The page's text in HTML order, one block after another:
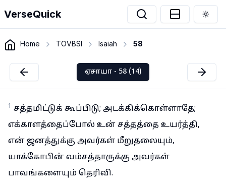
VerseQuick
Home TOVBSI Isaiah 58
ஏசாயா - 58 (14)
1 சத்தமிட்டுக் கூப்பிடு; அடக்கிக்கொள்ளாதே;
எக்காளத்தைப்போல் உன் சத்தத்தை உயர்த்தி,
என் ஜனத்துக்கு அவர்கள் மீறுதலையும்,
யாக்கோபின் வம்சத்தாருக்கு அவர்கள்
பாவங்களையும் தெரிவி.